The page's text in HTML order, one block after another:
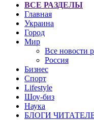
ВСЕ РАЗДЕЛЫ
Главная
Украина
Город
Мир
Все новости
Россия
Бизнес
Спорт
Lifestyle
Шоу-биз
Наука
БЛОГИ